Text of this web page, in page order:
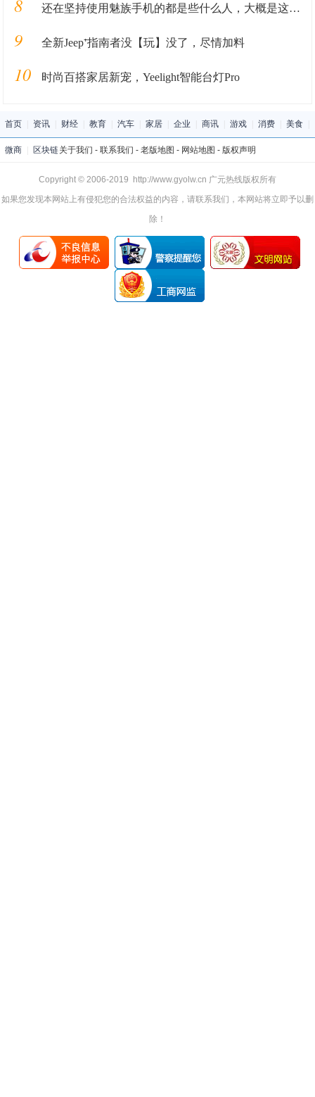
8 还在坚持使用魅族手机的都是些什么人，大概是这三类人
9 全新Jeep⁺指南者没【玩】没了，尽情加料
10 时尚百搭家居新宠，Yeelight智能台灯Pro
首页 资讯 财经 教育 汽车 家居 企业 商讯 游戏 消费 美食
微商 区块链关于我们 - 联系我们 - 老版地图 - 网站地图 - 版权声明
Copyright © 2006-2019 http://www.gyolw.cn 广元热线版权所有
如果您发现本网站上有侵犯您的合法权益的内容，请联系我们，本网站将立即予以删
除！